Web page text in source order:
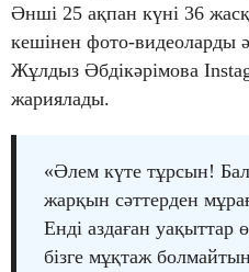
Әнші 25 ақпан күні 36
кешінен фото-видеоларды
Жұлдыз Әбдікәрімова
жариялады.
«Әлем күте тұрсын!
жарқын сәттерден
Енді аздаған уақыттар
бізге мұқтаж